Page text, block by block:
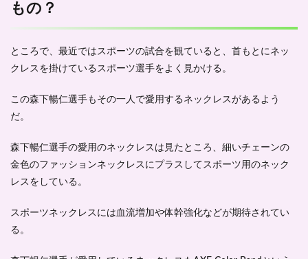
もの？
ところで、最近ではスポーツの試合を観ていると、首もとにネッ
クレスを掛けているスポーツ選手をよく見かける。
この森下暢仁選手もその一人で愛用するネックレスがあるよう
だ。
森下暢仁選手の愛用のネックレスは見たところ、 細いチェーンの
金色のファッションネックレスにプラスしてスポーツ用のネック
レス をしている。
スポーツネックレスには血流増加や体幹強化などが期待されてい
る。